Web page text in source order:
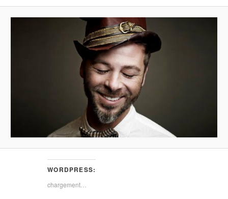
WORDPRESS:
chargement…